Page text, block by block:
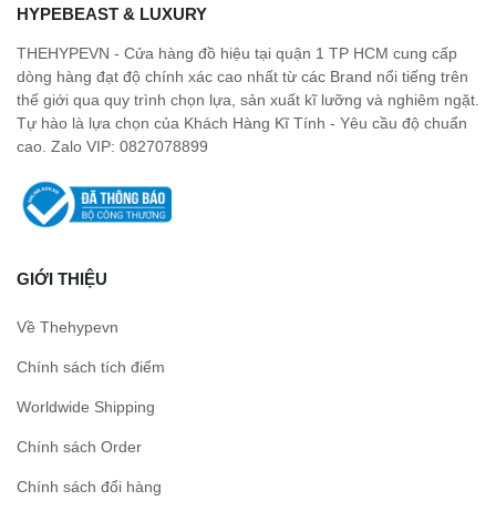
HYPEBEAST & LUXURY
THEHYPEVN - Cửa hàng đồ hiệu tại quận 1 TP HCM cung cấp
dòng hàng đạt độ chính xác cao nhất từ các Brand nổi tiếng trên
thế giới qua quy trình chọn lựa, sản xuất kĩ lưỡng và nghiêm ngặt.
Tự hào là lựa chọn của Khách Hàng Kĩ Tính - Yêu cầu độ chuẩn
cao. Zalo VIP: 0827078899
GIỚI THIỆU
Về Thehypevn
Chính sách tích điểm
Worldwide Shipping
Chính sách Order
Chính sách đổi hàng